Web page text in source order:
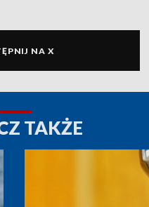
NA X
TAKŻE